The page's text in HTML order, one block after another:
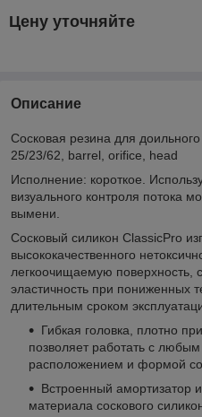
Цену уточняйте
Описание
Сосковая резина для
25/23/62, barrel, orifice, head
Исполнение: короткое.
визуального контроля потока
вымени.
Сосковый силикон ClassicPro
высококачественного
легкоочищаемую поверхность,
эластичность при пониженных
длительным сроком
Гибкая головка, плотно
позволяет работать с
расположением и формой
Встроенный амортизатор
материала соскового